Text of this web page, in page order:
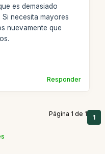
es demasiado
necesita mayores
nuevamente que
Responder
Página 1 de 1 1